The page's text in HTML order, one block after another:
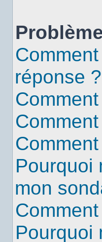
réponse ?
Pourquoi
mon
Pourquoi